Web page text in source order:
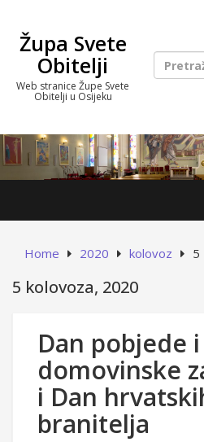
contentŽupa Svete
Obitelji
Web stranice Župe Svete
Obitelji u Osijeku
Home 2020 kolovoz 5
5 kolovoza, 2020
Dan pobjede i
domovinske
i Dan
branitelja